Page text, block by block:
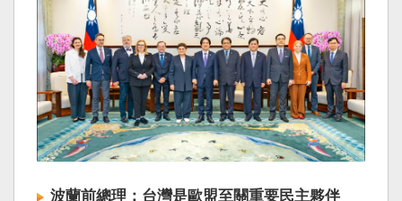
波蘭前總理：台灣是歐盟至關重要民主夥伴